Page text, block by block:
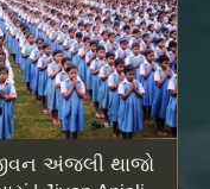
અંજલી થાજો